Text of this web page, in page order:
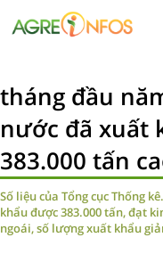
tháng đầu
nước đã xuất
383.000 tấn
Số liệu của Tổng cục Thống
khẩu được 383.000 tấn, đạt
ngoái, số lượng xuất khẩu